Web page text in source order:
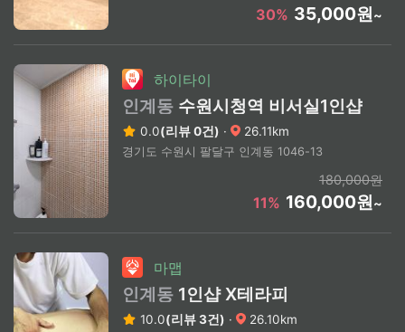
30% 35,000원~
하이타이
인계동 수원시청역 비서실1인샵
0.0(리뷰 0건) · 26.11km
경기도 수원시 팔달구 인계동 1046-13
180,000원
11% 160,000원~
마맵
인계동 1인샵 X테라피
10.0(리뷰 3건) · 26.10km